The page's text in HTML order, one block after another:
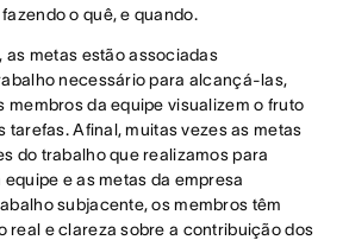
o quê, e quando.
as metas estão associadas
necessário para alcançá-las,
membros da equipe visualizem o fruto
tarefas. Afinal, muitas vezes as metas
do trabalho que realizamos para
e as metas da empresa
subjacente, os membros têm
real e clareza sobre a contribuição dos